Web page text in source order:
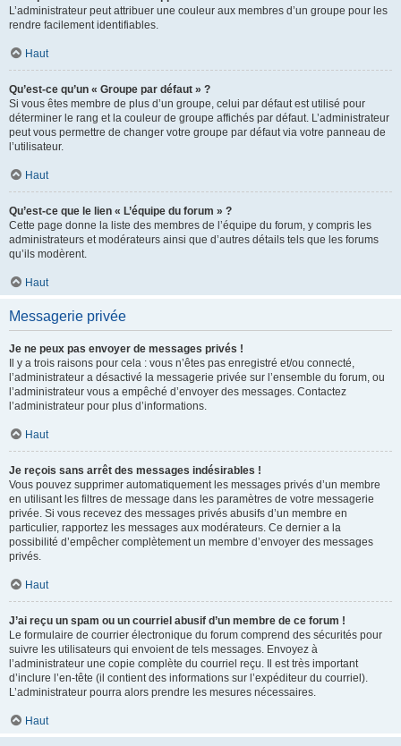
L’administrateur peut attribuer une couleur aux membres d’un groupe pour les
rendre facilement identifiables.
Haut
Qu’est-ce qu’un « Groupe par défaut » ?
Si vous êtes membre de plus d’un groupe, celui par défaut est utilisé pour
déterminer le rang et la couleur de groupe affichés par défaut. L’administrateur
peut vous permettre de changer votre groupe par défaut via votre panneau de
l’utilisateur.
Haut
Qu’est-ce que le lien « L’équipe du forum » ?
Cette page donne la liste des membres de l’équipe du forum, y compris les
administrateurs et modérateurs ainsi que d’autres détails tels que les forums
qu’ils modèrent.
Haut
Messagerie privée
Je ne peux pas envoyer de messages privés !
Il y a trois raisons pour cela : vous n’êtes pas enregistré et/ou connecté,
l’administrateur a désactivé la messagerie privée sur l’ensemble du forum, ou
l’administrateur vous a empêché d’envoyer des messages. Contactez
l’administrateur pour plus d’informations.
Haut
Je reçois sans arrêt des messages indésirables !
Vous pouvez supprimer automatiquement les messages privés d’un membre
en utilisant les filtres de message dans les paramètres de votre messagerie
privée. Si vous recevez des messages privés abusifs d’un membre en
particulier, rapportez les messages aux modérateurs. Ce dernier a la
possibilité d’empêcher complètement un membre d’envoyer des messages
privés.
Haut
J’ai reçu un spam ou un courriel abusif d’un membre de ce forum !
Le formulaire de courrier électronique du forum comprend des sécurités pour
suivre les utilisateurs qui envoient de tels messages. Envoyez à
l’administrateur une copie complète du courriel reçu. Il est très important
d’inclure l’en-tête (il contient des informations sur l’expéditeur du courriel).
L’administrateur pourra alors prendre les mesures nécessaires.
Haut